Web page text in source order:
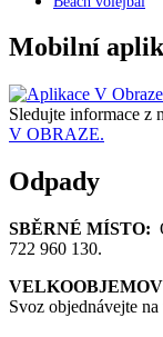
Mobilní
Sledujte informace z
V OBRAZE.
Odpady
SBĚRNÉ MÍSTO:
722 960 130.
Svoz objednávejte